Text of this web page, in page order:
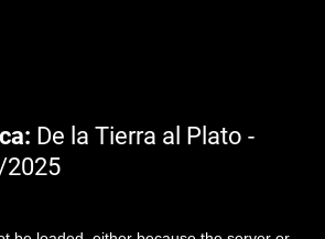
De la Tierra al Plato -
2025